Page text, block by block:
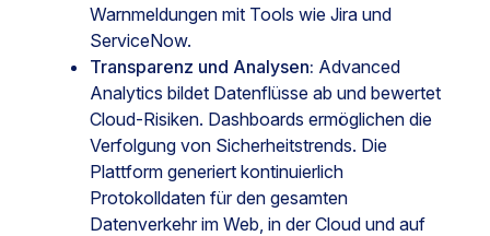
Warnmeldungen mit Tools wie Jira und
ServiceNow.
Transparenz und Analysen: Advanced
Analytics bildet Datenflüsse ab und bewertet
Cloud-Risiken. Dashboards ermöglichen die
Verfolgung von Sicherheitstrends. Die
Plattform generiert kontinuierlich
Protokolldaten für den gesamten
Datenverkehr im Web, in der Cloud und auf